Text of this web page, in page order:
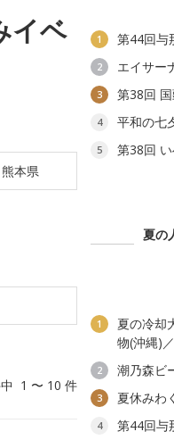
イベ
熊本県
1 〜 10 件
1 第44回与
2 エイサー
3 第38回
4 平和の七
5
第38回
夏の
1
夏の冷却
物(沖縄)
2 潮乃森ビ
3 夏休みわ
4 第44回与